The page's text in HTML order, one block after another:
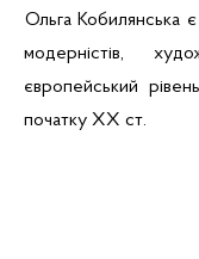
Ольга Кобилянська
модерністів,
європейський
початку XX ст.